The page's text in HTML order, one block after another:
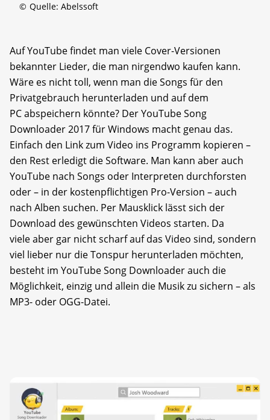
© Quelle: Abelssoft
Auf YouTube findet man viele Cover-Versionen
bekannter Lieder, die man nirgendwo kaufen kann.
Wäre es nicht toll, wenn man die Songs für den
Privatgebrauch herunterladen und auf dem
PC abspeichern könnte? Der YouTube Song
Downloader 2017 für Windows macht genau das.
Einfach den Link zum Video ins Programm kopieren –
den Rest erledigt die Software. Man kann aber auch
YouTube nach Songs oder Interpreten durchforsten
oder – in der kostenpflichtigen Pro-Version – auch
nach Alben suchen. Per Mausklick lässt sich der
Download des gewünschten Videos starten. Da
viele aber gar nicht scharf auf das Video sind, sondern
viel lieber nur die Tonspur herunterladen möchten,
besteht im YouTube Song Downloader auch die
Möglichkeit, einzig und allein die Musik zu sichern – als
MP3- oder OGG-Datei.